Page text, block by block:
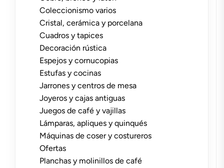
Coleccionismo varios
Cristal, cerámica y porcelana
Cuadros y tapices
Decoración rústica
Espejos y cornucopias
Estufas y cocinas
Jarrones y centros de mesa
Joyeros y cajas antiguas
Juegos de café y vajillas
Lámparas, apliques y quinqués
Máquinas de coser y costureros
Ofertas
Planchas y molinillos de café